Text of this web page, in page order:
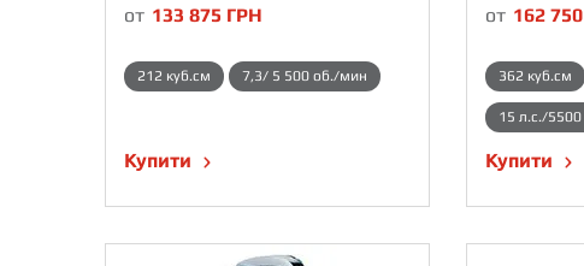
от 133 875 ГРН
212 куб.см 7,3/ 5 500 об./мин
Купити
от 162 750
362 куб.см
15 л.с./
Купити